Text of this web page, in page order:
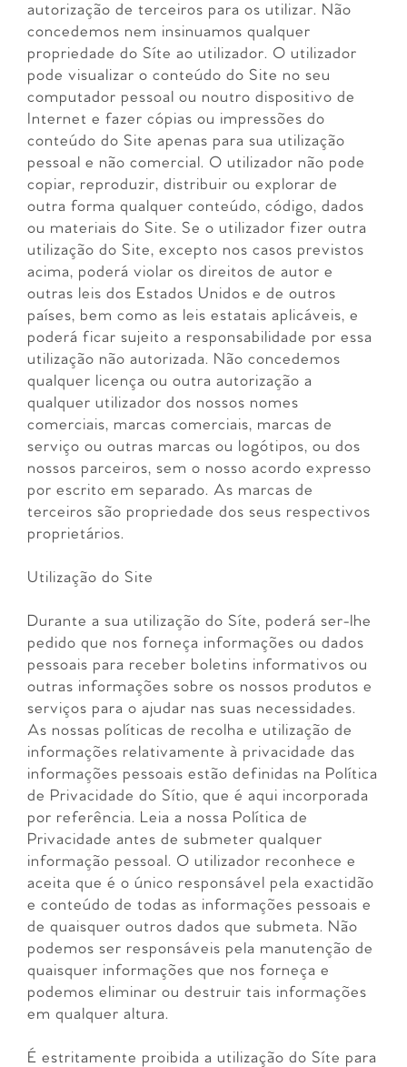
autorização de terceiros para os utilizar. Não
concedemos nem insinuamos qualquer
propriedade do Síte ao utilizador. O utilizador
pode visualizar o conteúdo do Site no seu
computador pessoal ou noutro dispositivo de
Internet e fazer cópias ou impressões do
conteúdo do Site apenas para sua utilização
pessoal e não comercial. O utilizador não pode
copiar, reproduzir, distribuir ou explorar de
outra forma qualquer conteúdo, código, dados
ou materiais do Site. Se o utilizador fizer outra
utilização do Site, excepto nos casos previstos
acima, poderá violar os direitos de autor e
outras leis dos Estados Unidos e de outros
países, bem como as leis estatais aplicáveis, e
poderá ficar sujeito a responsabilidade por essa
utilização não autorizada. Não concedemos
qualquer licença ou outra autorização a
qualquer utilizador dos nossos nomes
comerciais, marcas comerciais, marcas de
serviço ou outras marcas ou logótipos, ou dos
nossos parceiros, sem o nosso acordo expresso
por escrito em separado. As marcas de
terceiros são propriedade dos seus respectivos
proprietários.
Utilização do Site
Durante a sua utilização do Síte, poderá ser-lhe
pedido que nos forneça informações ou dados
pessoais para receber boletins informativos ou
outras informações sobre os nossos produtos e
serviços para o ajudar nas suas necessidades.
As nossas políticas de recolha e utilização de
informações relativamente à privacidade das
informações pessoais estão definidas na Política
de Privacidade do Sítio, que é aqui incorporada
por referência. Leia a nossa Política de
Privacidade antes de submeter qualquer
informação pessoal. O utilizador reconhece e
aceita que é o único responsável pela exactidão
e conteúdo de todas as informações pessoais e
de quaisquer outros dados que submeta. Não
podemos ser responsáveis pela manutenção de
quaisquer informações que nos forneça e
podemos eliminar ou destruir tais informações
em qualquer altura.
É estritamente proibida a utilização do Síte para